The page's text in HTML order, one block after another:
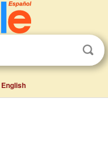
English